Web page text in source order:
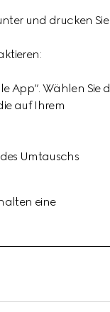
und drucken Sie
App“. Wählen Sie
auf Ihrem
Umtauschs
eine